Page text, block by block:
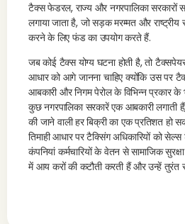
टैक्स फेडरल, राज्य और नगरपालिका सरकारों
लगाया जाता है, जो सड़क मरम्मत और
करने के लिए फंड का उपयोग करते हैं.
जब कोई टैक्स योग्य घटना होती है, तो
आधार को आगे जानना चाहिए क्योंकि उस पर
आबकारी और निगम पेरोल के विभिन्न प्रकार
कुछ नगरपालिका सरकारें एक आबकारी लगाती हैं,
की जाने वाली हर बिक्री का एक प्रतिशत हो
तिमाही आधार पर टैक्सिंग अधिकारियों को सेल्स
कंपनियां कर्मचारियों के वेतन से सामाजिक
में आय करों की कटौती करती हैं और उन्हें तुरंत